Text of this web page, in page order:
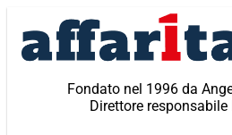
contenuto
Fondato nel 1996 da
Direttore